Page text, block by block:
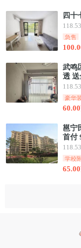
四十
急售
武鸣
透
豪华
60.00
邕宁
首付
学校
65.00